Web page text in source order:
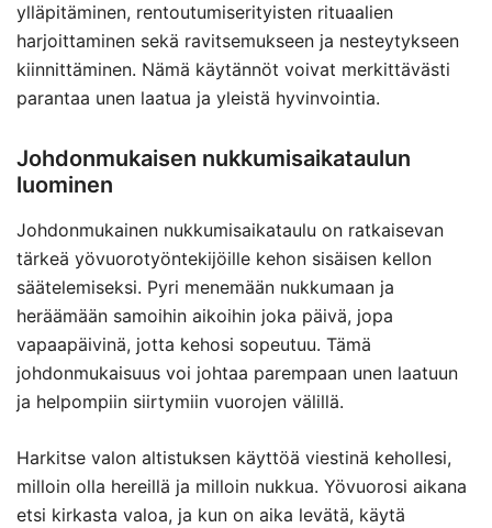
ylläpitäminen, rentoutumiserityisten rituaalien
harjoittaminen sekä ravitsemukseen ja nesteytykseen
kiinnittäminen. Nämä käytännöt voivat merkittävästi
parantaa unen laatua ja yleistä hyvinvointia.
Johdonmukaisen nukkumisaikataulun
luominen
Johdonmukainen nukkumisaikataulu on ratkaisevan
tärkeä yövuorotyöntekijöille kehon sisäisen kellon
säätelemiseksi. Pyri menemään nukkumaan ja
heräämään samoihin aikoihin joka päivä, jopa
vapaapäivinä, jotta kehosi sopeutuu. Tämä
johdonmukaisuus voi johtaa parempaan unen laatuun
ja helpompiin siirtymiin vuorojen välillä.
Harkitse valon altistuksen käyttöä viestinä kehollesi,
milloin olla hereillä ja milloin nukkua. Yövuorosi aikana
etsi kirkasta valoa, ja kun on aika levätä, käytä